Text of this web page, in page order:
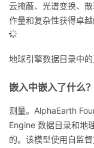
云掩蔽、光谱变换、
作量和复杂性获得卓越
地球引擎数据目录中的
嵌入中嵌入了什么？
测量。AlphaEarth
Engine 数据目录和地
的。该模型使用自监